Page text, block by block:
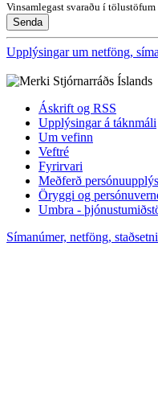
Vinsamlegast svaraðu í tölustöfum
Upplýsingar um netföng,
Áskrift og RSS
Upplýsingar á táknmáli
Um vefinn
Veftré
Fyrirvari
Meðferð
Öryggi og
Umbra -
Símanúmer, netföng,